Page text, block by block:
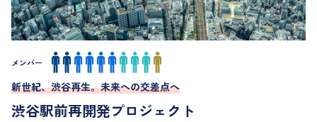
メンバー
新世紀、渋谷再生。未来への交差点へ
渋谷駅前再開発プロジェクト